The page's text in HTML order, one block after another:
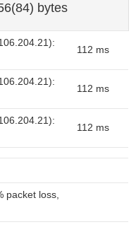
bytes
112 ms
112 ms
112 ms
packet loss,